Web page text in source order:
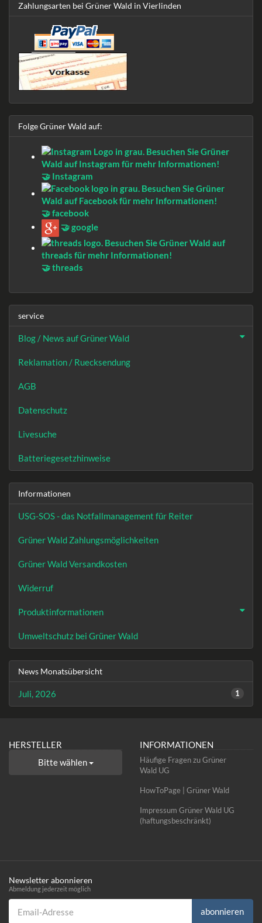
Zahlungsarten bei Grüner Wald in Vierlinden
Folge Grüner Wald auf:
🤝 Instagram
🤝 facebook
🤝 google
🤝 threads
service
Blog / News auf Grüner Wald
Reklamation / Ruecksendung
AGB
Datenschutz
Livesuche
Batteriegesetzhinweise
Informationen
USG-SOS - das Notfallmanagement für Reiter
Grüner Wald Zahlungsmöglichkeiten
Grüner Wald Versandkosten
Widerruf
Produktinformationen
Umweltschutz bei Grüner Wald
News Monatsübersicht
Juli, 2026 1
HERSTELLER
Bitte wählen
INFORMATIONEN
Häufige Fragen zu Grüner
Wald UG
HowToPage | Grüner Wald
Impressum Grüner Wald UG
(haftungsbeschränkt)
Newsletter abonnieren
Abmeldung jederzeit möglich
Email-Adresse
abonnieren